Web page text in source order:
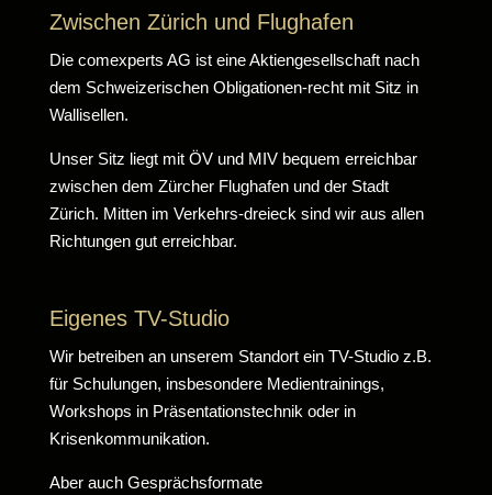
Zwischen Zürich und Flughafen
Die comexperts AG ist eine Aktiengesellschaft nach
dem Schweizerischen Obligationen-recht mit Sitz in
Wallisellen.
Unser Sitz liegt mit ÖV und MIV bequem erreichbar
zwischen dem Zürcher Flughafen und der Stadt
Zürich. Mitten im Verkehrs-dreieck sind wir aus allen
Richtungen gut erreichbar.
Eigenes TV-Studio
Wir betreiben an unserem Standort ein TV-Studio z.B.
für Schulungen, insbesondere Medientrainings,
Workshops in Präsentationstechnik oder in
Krisenkommunikation.
Aber auch Gesprächsformate